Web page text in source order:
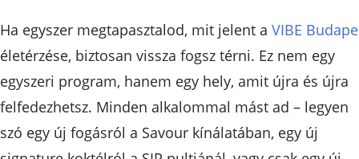
Ha egyszer megtapasztalod, mit jelent a VIBE
életérzése, biztosan vissza fogsz térni. Ez nem egy
egyszeri program, hanem egy hely, amit újra és újra
felfedezhetsz. Minden alkalommal mást ad – legyen
szó egy új fogásról a Savour kínálatában, egy új